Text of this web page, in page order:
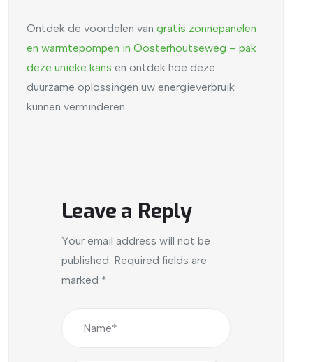
Ontdek de voordelen van gratis zonnepanelen
en warmtepompen in Oosterhoutseweg – pak
deze unieke kans en ontdek hoe deze
duurzame oplossingen uw energieverbruik
kunnen verminderen.
Leave a Reply
Your email address will not be
published. Required fields are
marked *